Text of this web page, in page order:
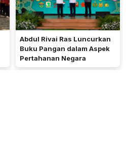
Abdul Rivai Ras Luncurkan
Buku Pangan dalam Aspek
Pertahanan Negara